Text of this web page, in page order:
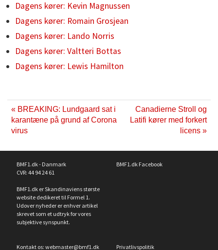
Dagens kører: Kevin Magnussen
Dagens kører: Romain Grosjean
Dagens kører: Lando Norris
Dagens kører: Valtteri Bottas
Dagens kører: Lewis Hamilton
« BREAKING: Lundgaard sat i
karantæne på grund af Corona
virus
Canadierne Stroll og
Latifi kører med forkert
licens »
BMF1.dk - Danmark
CVR: 44 94 24 61
BMF1.dk er Skandinaviens største
website dedikeret til Formel 1.
Udover nyheder er enhver artikel
skrevet som et udtryk for vores
subjektive synspunkt.
BMF1.dk Facebook
Kontakt os: webmaster@bmf1.dk Privatlivspolitik